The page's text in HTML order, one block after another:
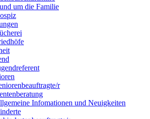
um die Familie
r
Infomationen und Neuigkeiten